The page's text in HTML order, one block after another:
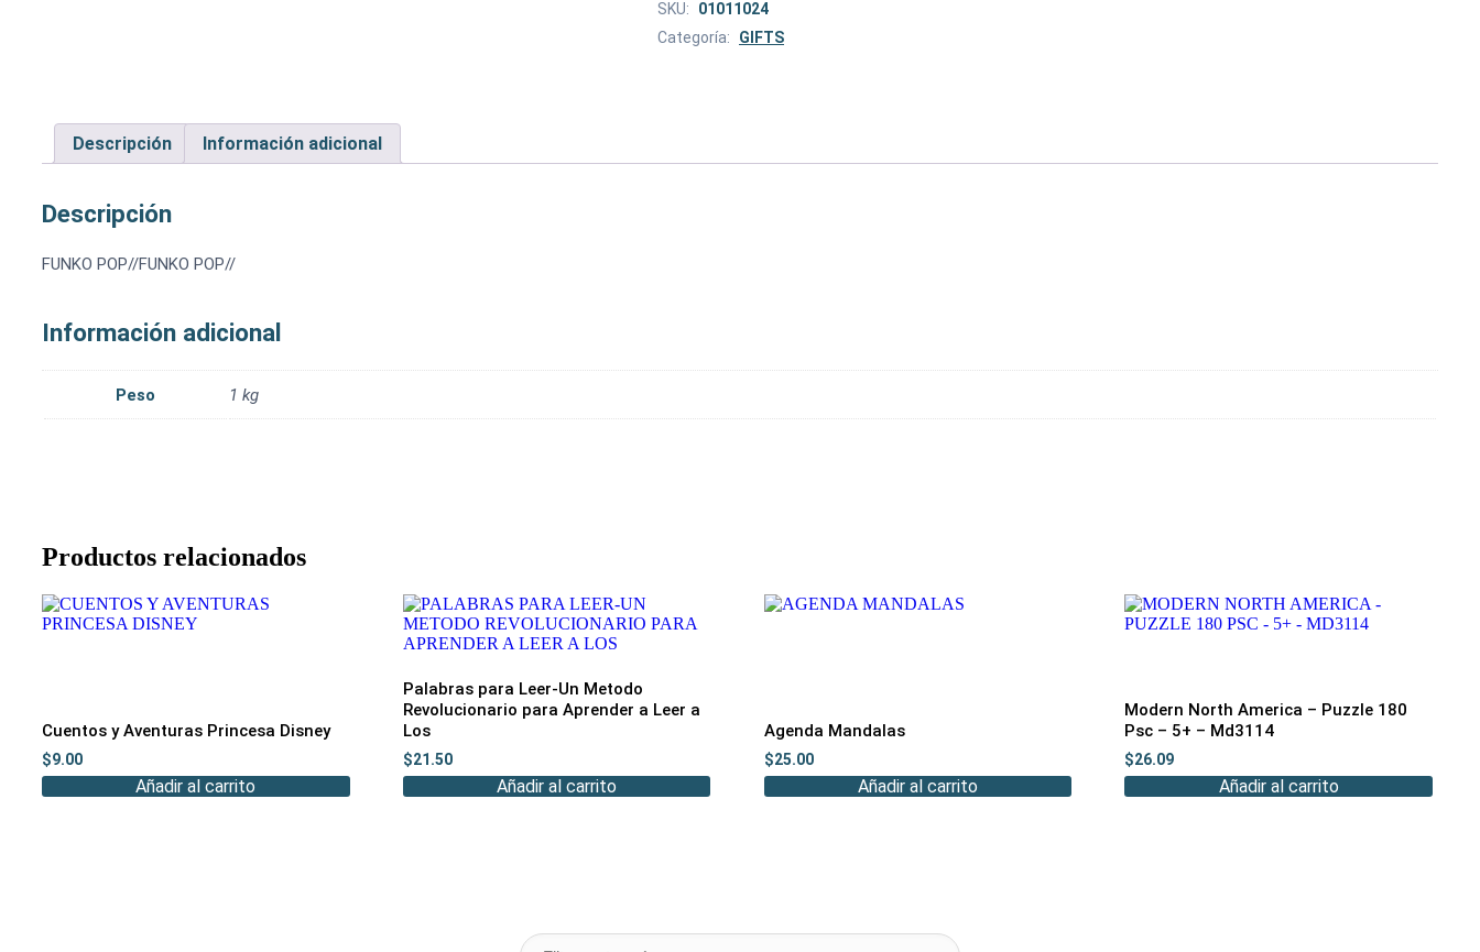
SKU:
01011024
Categoría:
GIFTS
Descripción Información adicional
Descripción
FUNKO POP//FUNKO POP//
Información adicional
Peso 1 kg
Productos relacionados
Cuentos y Aventuras Princesa Disney
$9.00
Añadir al carrito
Palabras para Leer-Un Metodo
Revolucionario para Aprender a Leer a
Los
$21.50
Añadir al carrito
Agenda Mandalas
$25.00
Añadir al carrito
Modern North America – Puzzle 180
Psc – 5+ – Md3114
$26.09
Añadir al carrito